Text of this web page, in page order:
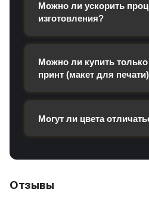
Можно ли ускорить
изготовления?
Можно ли купить
принт (макет для
Могут ли цвета
Отзывы